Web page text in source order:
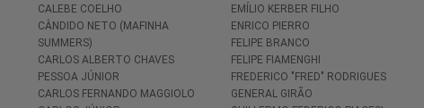
CALEBE COELHO
CÂNDIDO NETO (MAFINHA
SUMMERS)
CARLOS ALBERTO CHAVES
PESSOA JÚNIOR
CARLOS FERNANDO MAGGIOLO
EMÍLIO KERBER FILHO
ENRICO PIERRO
FELIPE BRANCO
FELIPE FIAMENGHI
FREDERICO "FRED" RODRIGUES
GENERAL GIRÃO